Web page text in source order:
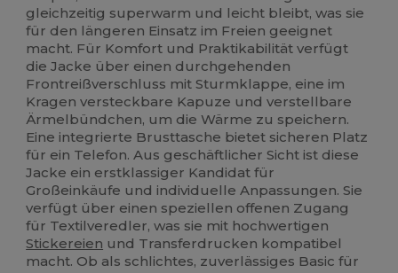
gleichzeitig superwarm und leicht bleibt, was sie
für den längeren Einsatz im Freien geeignet
macht. Für Komfort und Praktikabilität verfügt
die Jacke über einen durchgehenden
Frontreißverschluss mit Sturmklappe, eine im
Kragen versteckbare Kapuze und verstellbare
Ärmelbündchen, um die Wärme zu speichern.
Eine integrierte Brusttasche bietet sicheren Platz
für ein Telefon. Aus geschäftlicher Sicht ist diese
Jacke ein erstklassiger Kandidat für
Großeinkäufe und individuelle Anpassungen. Sie
verfügt über einen speziellen offenen Zugang
für Textilveredler, was sie mit hochwertigen
Stickereien und Transferdrucken kompatibel
macht. Ob als schlichtes, zuverlässiges Basic für